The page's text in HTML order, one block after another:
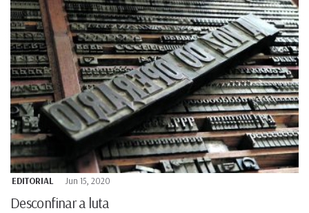
EDITORIAL Jun 15, 2020
Desconfinar a luta